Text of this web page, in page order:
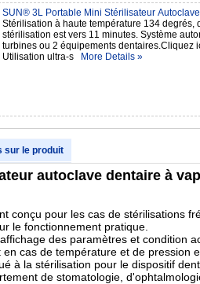
SUN® 3L Portable Mini Stérilisateur
Stérilisation à haute température 134 degrés,
stérilisation est vers 11 minutes. Système
turbines ou 2 équipements dentaires.Cliquez
Utilisation ultra-s
More Details »
sur le produit
autoclave dentaire à
conçu pour les cas de stérilisations
le fonctionnement pratique.
des paramètres et condition
cas de température et de pression
à la stérilisation pour le dispositif
de stomatologie,